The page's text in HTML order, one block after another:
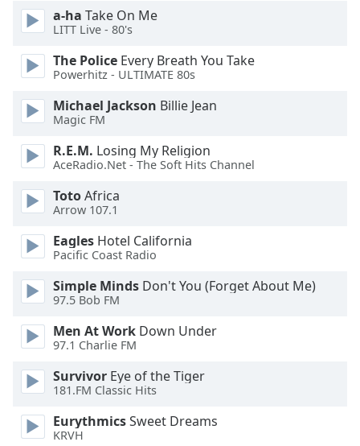
dialog
window.
Escape
cancel
and
close
Text
Color
Opacity
Text
Background
a-ha Take On Me
LITT Live - 80's
The Police Every Breath You Take
Powerhitz - ULTIMATE 80s
Michael Jackson Billie Jean
Magic FM
R.E.M. Losing My Religion
AceRadio.Net - The Soft Hits Channel
TotoAfrica
Arrow 107.1
Eagles Hotel California
Pacific Coast Radio
Simple Minds Don't You (Forget About Me)
97.5 Bob FM
Men At Work Down Under
97.1 Charlie FM
Survivor Eye of the Tiger
181.FM Classic Hits
EurythmicsSweet Dreams
KRVH